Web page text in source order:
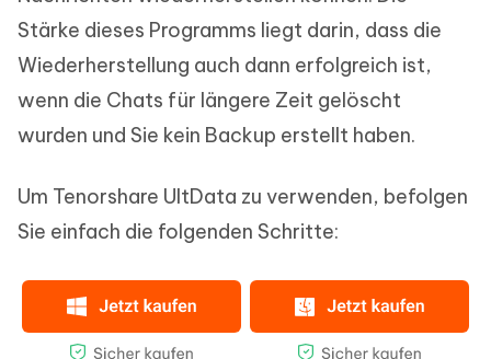
Stärke dieses Programms liegt darin, dass die
Wiederherstellung auch dann erfolgreich ist,
wenn die Chats für längere Zeit gelöscht
wurden und Sie kein Backup erstellt haben.
Um Tenorshare UltData zu verwenden, befolgen
Sie einfach die folgenden Schritte: